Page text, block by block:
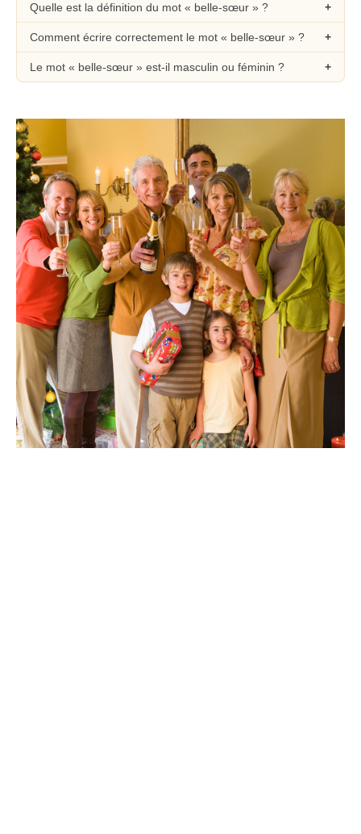
Quelle est la définition du mot « belle-sœur » ?
Comment écrire correctement le mot « belle-sœur » ?
Le mot « belle-sœur » est-il masculin ou féminin ?